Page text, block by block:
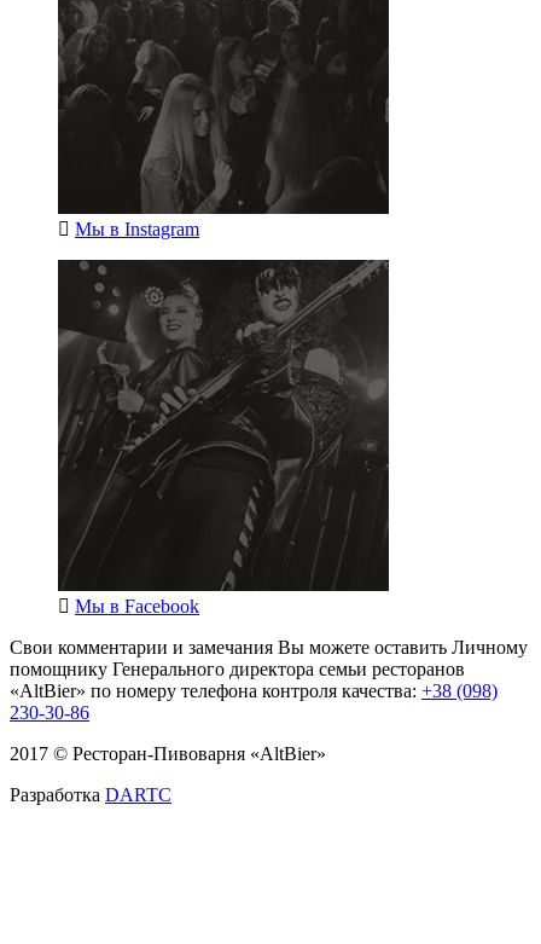
Мы в Instagram
Мы в Facebook
Свои комментарии и замечания Вы можете оставить Личному
помощнику Генерального директора семьи ресторанов
«AltBier» по номеру телефона контроля качества: +38 (098)
230-30-86
2017 © Ресторан-Пивоварня «AltBier»
Разработка DARTC